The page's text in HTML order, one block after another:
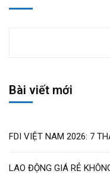
Bài viết mới
FDI VIỆT NAM 2026: 7
LAO ĐỘNG GIÁ RẺ